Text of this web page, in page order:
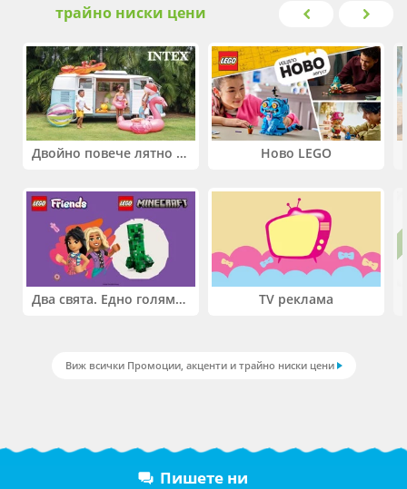
трайно ниски цени
Двойно повече лятно забавление! Купи 2 продукта INTEX и вземи -33%
Два свята. Едно голямо приключение. Купи 2 продукта LEGO® Friends и/или LEGO® Minecraft и вземи -27%
Ново LEGO
TV реклама
Виж всички Промоции, акценти и трайно ниски цени
Пишете ни